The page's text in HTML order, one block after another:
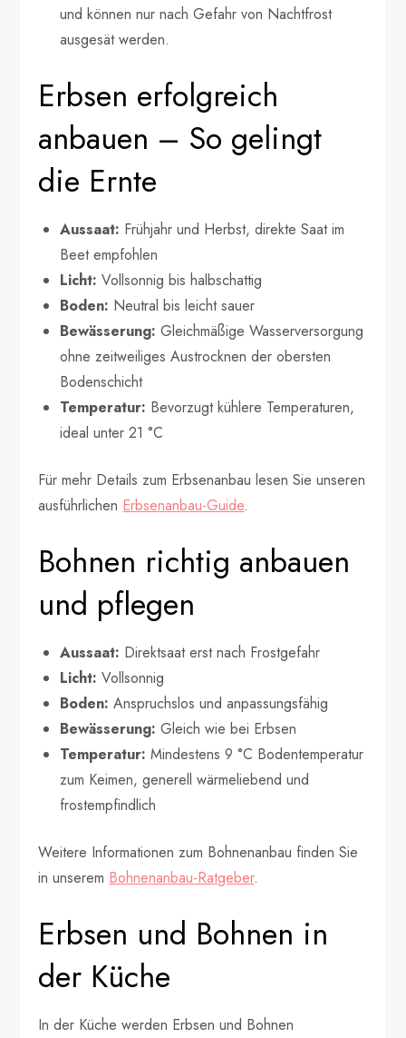
und können nur nach Gefahr von Nachtfrost
ausgesät werden.
Erbsen erfolgreich
anbauen – So gelingt
die Ernte
Aussaat: Frühjahr und Herbst, direkte Saat im
Beet empfohlen
Licht: Vollsonnig bis halbschattig
Boden: Neutral bis leicht sauer
Bewässerung: Gleichmäßige Wasserversorgung
ohne zeitweiliges Austrocknen der obersten
Bodenschicht
Temperatur: Bevorzugt kühlere Temperaturen,
ideal unter 21 °C
Für mehr Details zum Erbsenanbau lesen Sie unseren
ausführlichen Erbsenanbau-Guide.
Bohnen richtig anbauen
und pflegen
Aussaat: Direktsaat erst nach Frostgefahr
Licht: Vollsonnig
Boden: Anspruchslos und anpassungsfähig
Bewässerung: Gleich wie bei Erbsen
Temperatur: Mindestens 9 °C Bodentemperatur
zum Keimen, generell wärmeliebend und
frostempfindlich
Weitere Informationen zum Bohnenanbau finden Sie
in unserem Bohnenanbau-Ratgeber.
Erbsen und Bohnen in
der Küche
In der Küche werden Erbsen und Bohnen